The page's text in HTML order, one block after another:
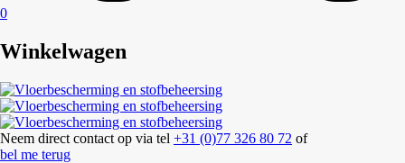
0
Winkelwagen
Neem direct contact op via tel +31 (0)77 326 80 72 of
bel me terug